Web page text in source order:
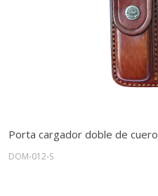
Porta cargador doble de cuero
DOM-012-S